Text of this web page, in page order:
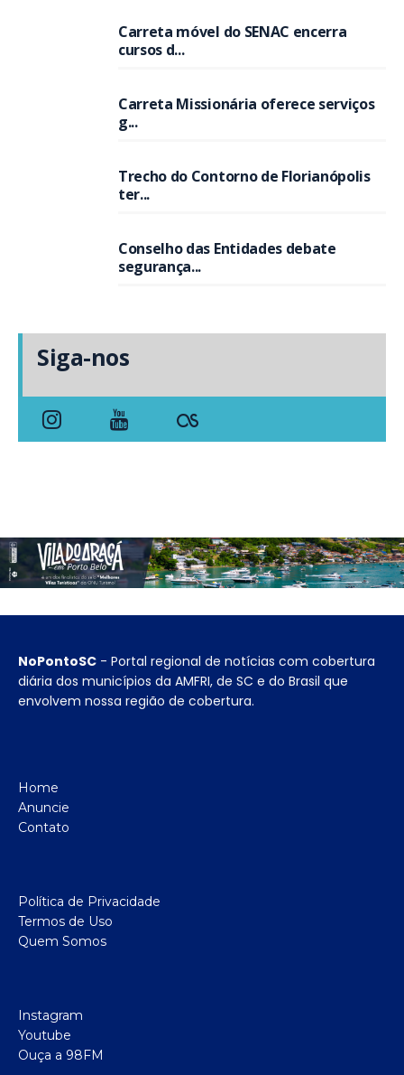
Carreta móvel do SENAC encerra
cursos d...
Carreta Missionária oferece serviços
g...
Trecho do Contorno de Florianópolis
ter...
Conselho das Entidades debate
segurança...
Siga-nos
NoPontoSC - Portal regional de notícias com cobertura
diária dos municípios da AMFRI, de SC e do Brasil que
envolvem nossa região de cobertura.
Home
Anuncie
Contato
Política de Privacidade
Termos de Uso
Quem Somos
Instagram
Youtube
Ouça a 98FM